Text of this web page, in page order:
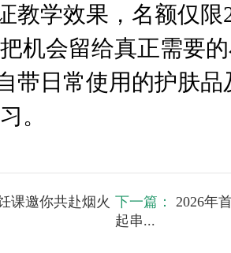
学效果，名额仅限
机会留给真正需要
日常使用的护肤品
。
课邀你共赴烟火 下一篇：
2026年
起串...